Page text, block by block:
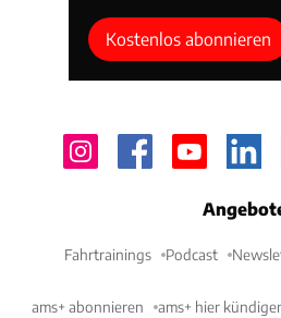
Kostenlos abonnieren
Fahrtrainings Podcast
ams+ abonnieren ams+ hier